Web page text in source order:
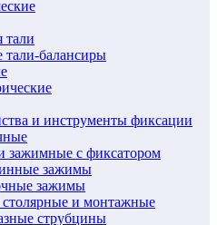
тали
балансиры
и инструменты фиксации
зажимные с фиксатором
зажимы
зажимы
и монтажные
струбцины